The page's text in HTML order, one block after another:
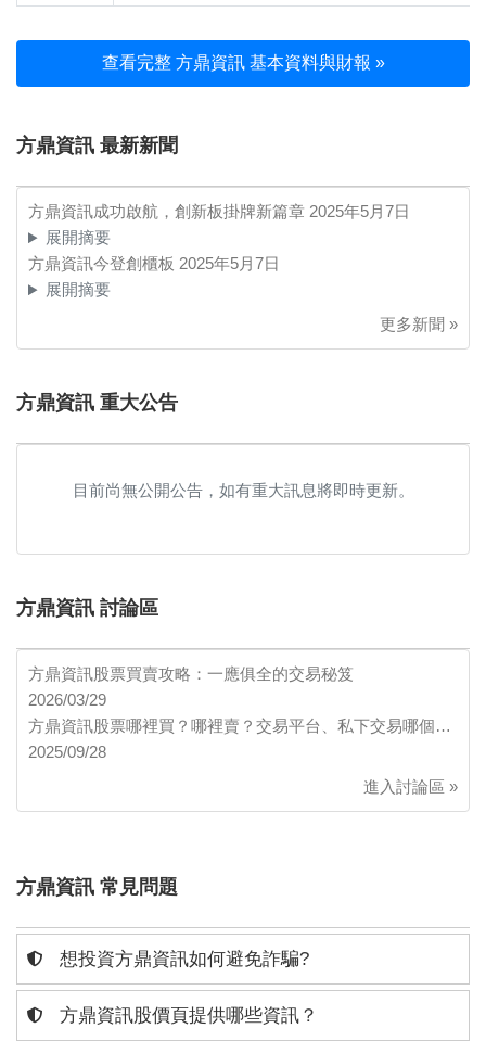
查看完整 方鼎資訊 基本資料與財報 »
方鼎資訊 最新新聞
方鼎資訊成功啟航，創新板掛牌新篇章 2025年5月7日
展開摘要
方鼎資訊今登創櫃板 2025年5月7日
展開摘要
更多新聞 »
方鼎資訊 重大公告
目前尚無公開公告，如有重大訊息將即時更新。
方鼎資訊 討論區
方鼎資訊股票買賣攻略：一應俱全的交易秘笈
2026/03/29
方鼎資訊股票哪裡買？哪裡賣？交易平台、私下交易哪個…
2025/09/28
進入討論區 »
方鼎資訊 常見問題
想投資方鼎資訊如何避免詐騙?
方鼎資訊股價頁提供哪些資訊？